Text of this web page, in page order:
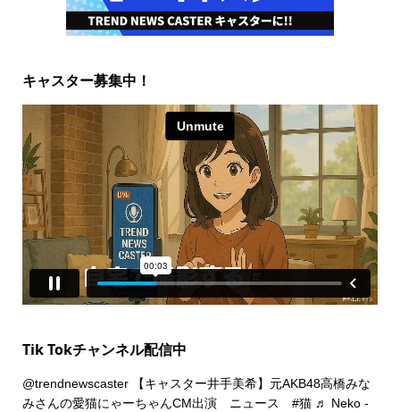
キャスター募集中！
Tik Tokチャンネル配信中
@trendnewscaster【キャスター井手美希】元AKB48高橋みな
みさんの愛猫にゃーちゃんCM出演 ニュース #猫 ♬ Neko -